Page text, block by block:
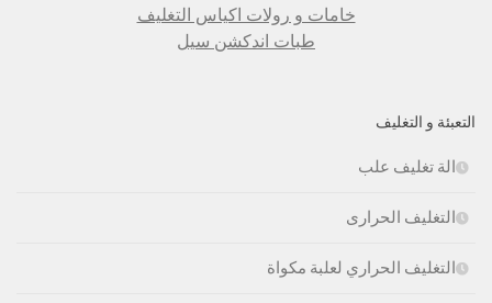
خامات و رولات اكياس التغليف
طبات اندكشن سيل
التعبئة و التغليف
الة تغليف علب
التغليف الحرارى
التغليف الحراري لعلبة مكواة